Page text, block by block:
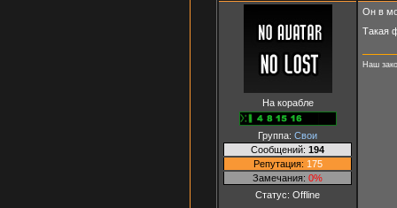
На корабле
Группа: Свои
Сообщений: 194
Репутация: 175
Замечания: 0%
Статус: Offline
Он в
Такая
Наш